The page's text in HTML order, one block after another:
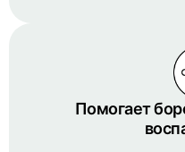
Помогает